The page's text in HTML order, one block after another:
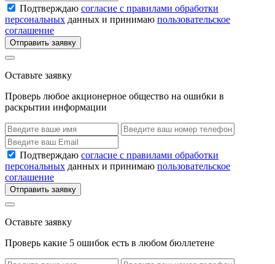
Подтверждаю согласие с правилами обработки
персональных данных и принимаю пользовательское
соглашение
Отправить заявку
Оставьте заявку
Проверь любое акционерное общество на ошибки в
раскрытии информации
Подтверждаю согласие с правилами обработки
персональных данных и принимаю пользовательское
соглашение
Отправить заявку
Оставьте заявку
Проверь какие 5 ошибок есть в любом бюллетене